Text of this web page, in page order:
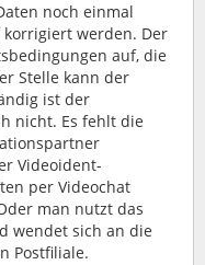
noch einmal
korrigiert werden. Der
auf, die
Stelle kann der
ist der
nicht. Es fehlt die
Videoident-
per Videochat
man nutzt das
wendet sich an die
Postfiliale.